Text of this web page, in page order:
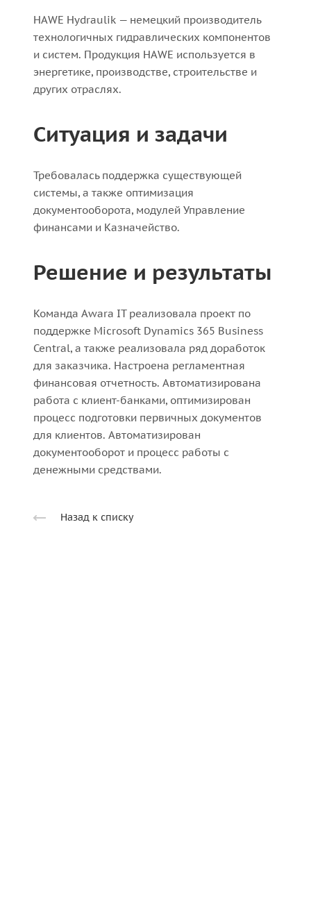
HAWE Hydraulik — немецкий производитель
технологичных гидравлических компонентов
и систем. Продукция HAWE используется в
энергетике, производстве, строительстве и
других отраслях.
Ситуация и задачи
Требовалась поддержка существующей
системы, а также оптимизация
документооборота, модулей Управление
финансами и Казначейство.
Решение и результаты
Команда Awara IT реализовала проект по
поддержке Microsoft Dynamics 365 Business
Central, а также реализовала ряд доработок
для заказчика. Настроена регламентная
финансовая отчетность. Автоматизирована
работа с клиент-банками, оптимизирован
процесс подготовки первичных документов
для клиентов. Автоматизирован
документооборот и процесс работы с
денежными средствами.
Назад к списку